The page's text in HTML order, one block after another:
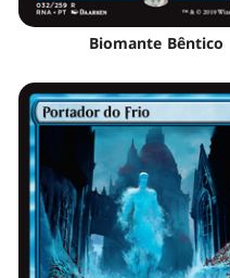
Biomante Bêntico